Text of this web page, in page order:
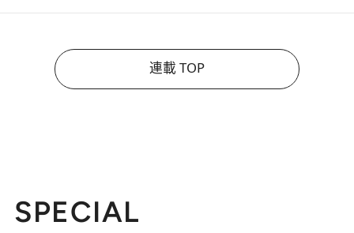
連載 TOP
SPECIAL